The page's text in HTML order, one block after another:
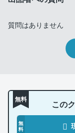
質問はありません
無料 この
無
料